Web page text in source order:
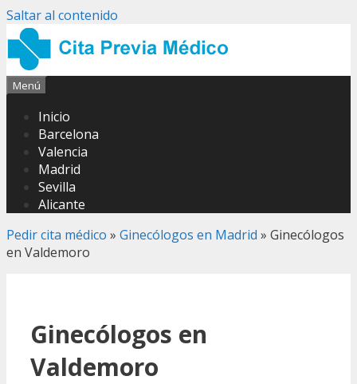
Saltar al contenido
Menú
Inicio
Barcelona
Valencia
Madrid
Sevilla
Alicante
Pedir cita médico » Ginecólogos en Madrid » Ginecólogos
en Valdemoro
Ginecólogos en
Valdemoro